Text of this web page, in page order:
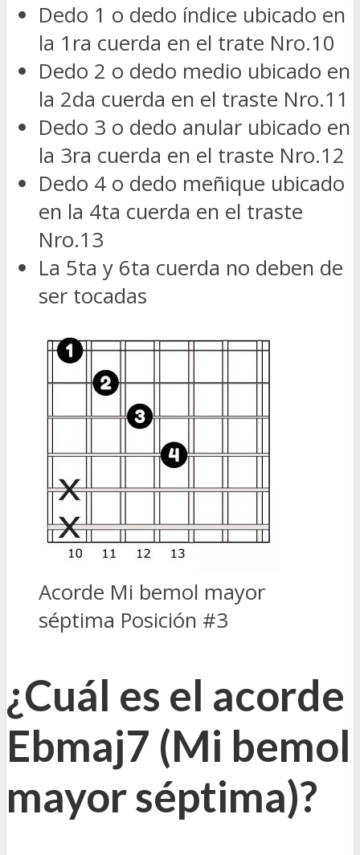
Dedo 1 o dedo índice ubicado en
la 1ra cuerda en el trate Nro.10
Dedo 2 o dedo medio ubicado en
la 2da cuerda en el traste Nro.11
Dedo 3 o dedo anular ubicado en
la 3ra cuerda en el traste Nro.12
Dedo 4 o dedo meñique ubicado
en la 4ta cuerda en el traste
Nro.13
La 5ta y 6ta cuerda no deben de
ser tocadas
Acorde Mi bemol mayor
séptima Posición #3
¿Cuál es el acorde
Ebmaj7 (Mi bemol
mayor séptima)?